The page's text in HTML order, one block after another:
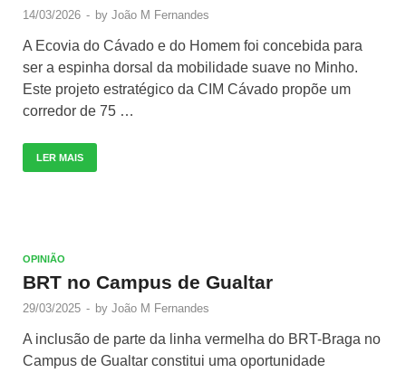
14/03/2026 - by João M Fernandes
A Ecovia do Cávado e do Homem foi concebida para
ser a espinha dorsal da mobilidade suave no Minho.
Este projeto estratégico da CIM Cávado propõe um
corredor de 75 …
LER MAIS
OPINIÃO
BRT no Campus de Gualtar
29/03/2025 - by João M Fernandes
A inclusão de parte da linha vermelha do BRT-Braga no
Campus de Gualtar constitui uma oportunidade